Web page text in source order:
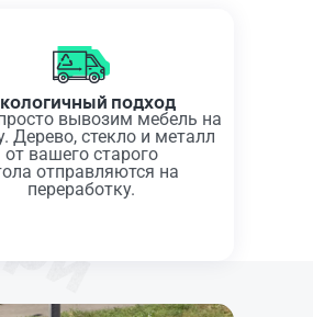
подход
вывозим мебель на
Дерево, стекло и металл
от вашего старого
отправляются на
переработку.